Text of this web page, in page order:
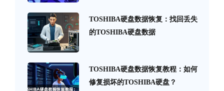
TOSHIBA硬盘数据恢复：找回丢失
的TOSHIBA硬盘数据
TOSHIBA硬盘数据恢复教程：如何
修复损坏的TOSHIBA硬盘？